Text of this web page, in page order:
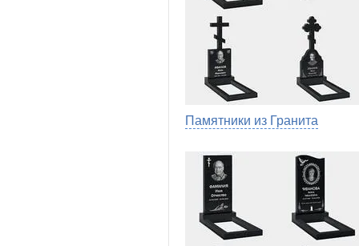
Памятники из Гранита